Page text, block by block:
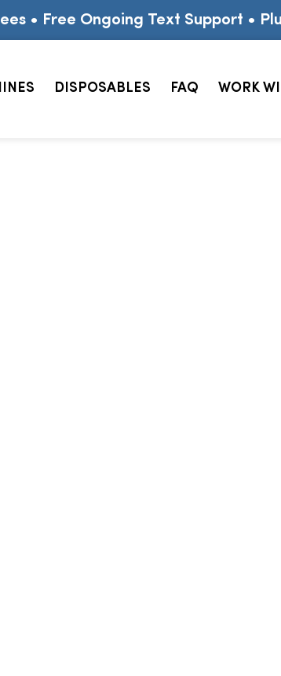
• Free Ongoing Text Support •
DISPOSABLES FAQ WORK